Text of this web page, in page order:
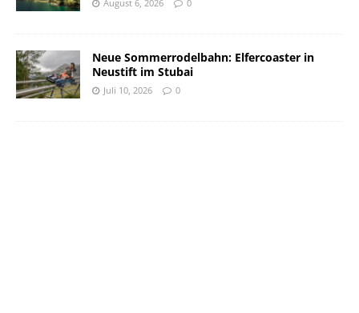
August 6, 2026 0
Neue Sommerrodelbahn: Elfercoaster in
Neustift im Stubai
Juli 10, 2026 0